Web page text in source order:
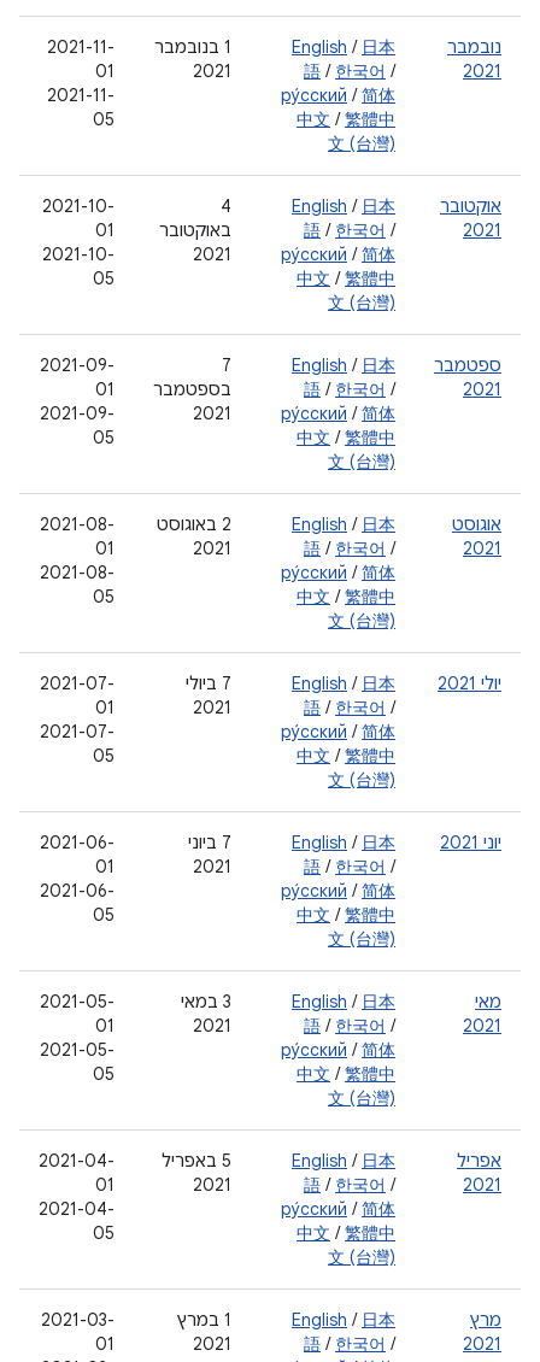
נובמבר
2021
English / 日本
語 / 한국어 /
ру́сский /简体
中文 /繁體中
文 (台灣)
‫1 בנובמבר
2021
2021-11-
01
2021-11-
05
אוקטובר
2021
English / 日本
語 / 한국어 /
ру́сский /简体
中文 /繁體中
文 (台灣)
‫4
באוקטובר
2021
2021-10-
01
2021-10-
05
ספטמבר
2021
English / 日本
語 / 한국어 /
ру́сский /简体
中文 /繁體中
文 (台灣)
‫7
בספטמבר
2021
2021-09-
01
2021-09-
05
אוגוסט
2021
English / 日本
語 / 한국어 /
ру́сский /简体
中文 /繁體中
文 (台灣)
‫2 באוגוסט
2021
2021-08-
01
2021-08-
05
יולי 2021 English / 日本
語 / 한국어 /
ру́сский /简体
中文 /繁體中
文 (台灣)
7 ביולי
2021
2021-07-
01
2021-07-
05
יוני 2021 English / 日本
語 / 한국어 /
ру́сский /简体
中文 /繁體中
文 (台灣)
‫7 ביוני
2021
2021-06-
01
2021-06-
05
מאי
2021
English / 日本
語 / 한국어 /
ру́сский /简体
中文 /繁體中
文 (台灣)
3 במאי
2021
2021-05-
01
2021-05-
05
אפריל
2021
English / 日本
語 / 한국어 /
ру́сский /简体
中文 /繁體中
文 (台灣)
‫5 באפריל
2021
2021-04-
01
2021-04-
05
מרץ
2021
English / 日本
語 / 한국어 /
‫1 במרץ
2021
2021-03-
01